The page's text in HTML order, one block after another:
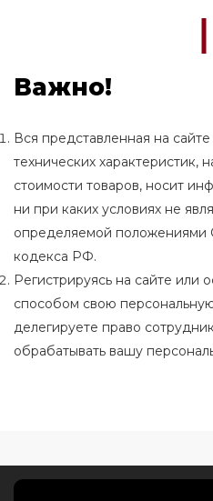
Важно!
Вся представленная на
технических характеристик,
стоимости товаров, носит
ни при каких условиях не
определяемой положениями
кодекса РФ.
Регистрируясь на сайте или
способом свою
делегируете право
обрабатывать вашу